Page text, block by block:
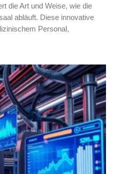
die Art und Weise, wie die
abläuft. Diese innovative
Personal,